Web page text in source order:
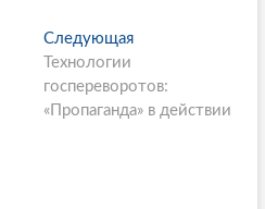
Следующая
е
д
Технологии
госпереворотов:
«Пропаганда» в действии